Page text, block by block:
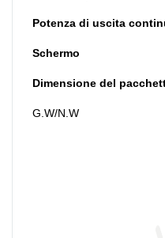
Potenza di uscita
Schermo
Dimensione del
G.W/N.W